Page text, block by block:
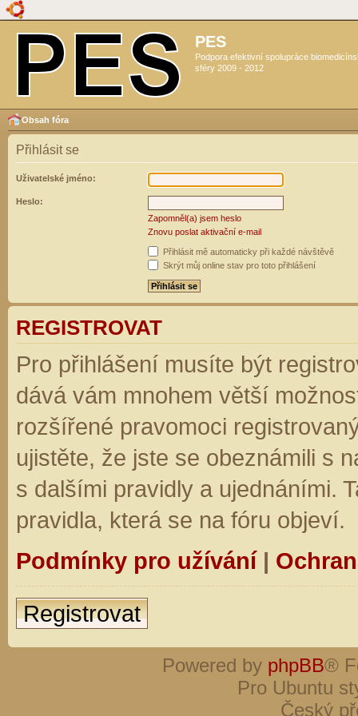
PES
Podpora efektivní spolupráce
sféry 2009 - 2012
Obsah fóra
Přihlásit se
Uživatelské jméno:
Heslo:
Zapomněl(a) jsem heslo
Znovu poslat aktivační e-mail
Přihlásit mě automaticky při každé návštěvě
Skrýt můj online stav pro toto přihlášení
REGISTROVAT
Pro přihlášení musíte být
dává vám mnohem větší
rozšířené pravomoci
ujistěte, že jste se obeznámili s
s dalšími pravidly a ujednáními.
pravidla, která se na fóru objeví.
Podmínky pro užívání|
Registrovat
Powered by phpBB®
Pro Ubuntu
Český